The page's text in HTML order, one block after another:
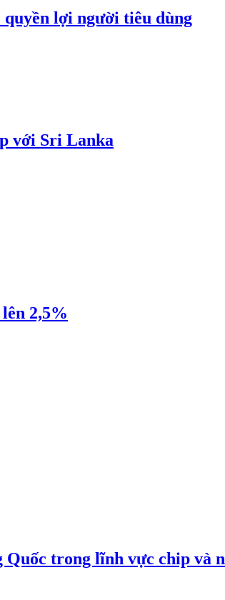
lợi người tiêu dùng
với Sri Lanka
2,5%
trong lĩnh vực chip và